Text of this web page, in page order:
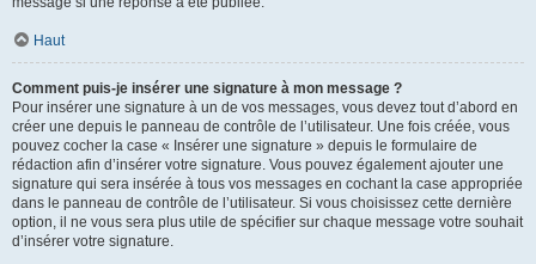
Haut
Comment puis-je insérer une signature à mon message ?
Pour insérer une signature à un de vos messages, vous devez tout d’abord en
créer une depuis le panneau de contrôle de l’utilisateur. Une fois créée, vous
pouvez cocher la case « Insérer une signature » depuis le formulaire de
rédaction afin d’insérer votre signature. Vous pouvez également ajouter une
signature qui sera insérée à tous vos messages en cochant la case appropriée
dans le panneau de contrôle de l’utilisateur. Si vous choisissez cette dernière
option, il ne vous sera plus utile de spécifier sur chaque message votre souhait
d’insérer votre signature.